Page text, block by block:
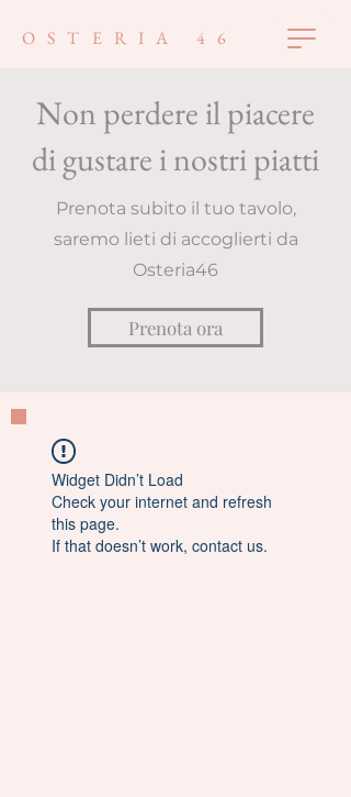
OSTERIA 46
Non perdere il piacere
di gustare i nostri piatti
Prenota subito il tuo tavolo,
saremo lieti di accoglierti da
Osteria46
Prenota ora
Widget Didn’t Load
Check your internet and refresh
this page.
If that doesn’t work, contact us.